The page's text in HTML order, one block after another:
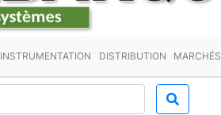
INSTRUMENTATION DISTRIBUTION MARCHÉS